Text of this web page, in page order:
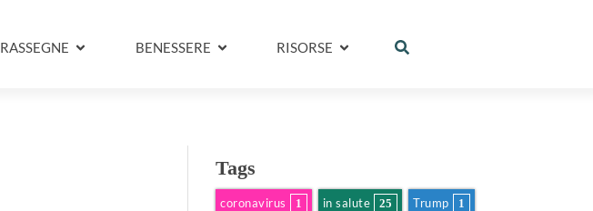
RASSEGNE BENESSERE RISORSE
Tags
coronavirus 1 in salute 25 Trump 1